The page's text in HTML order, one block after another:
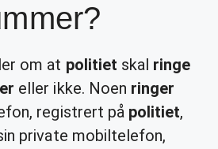
om at politiet skal ringe
eller ikke. Noen ringer
registrert på politiet,
private mobiltelefon,